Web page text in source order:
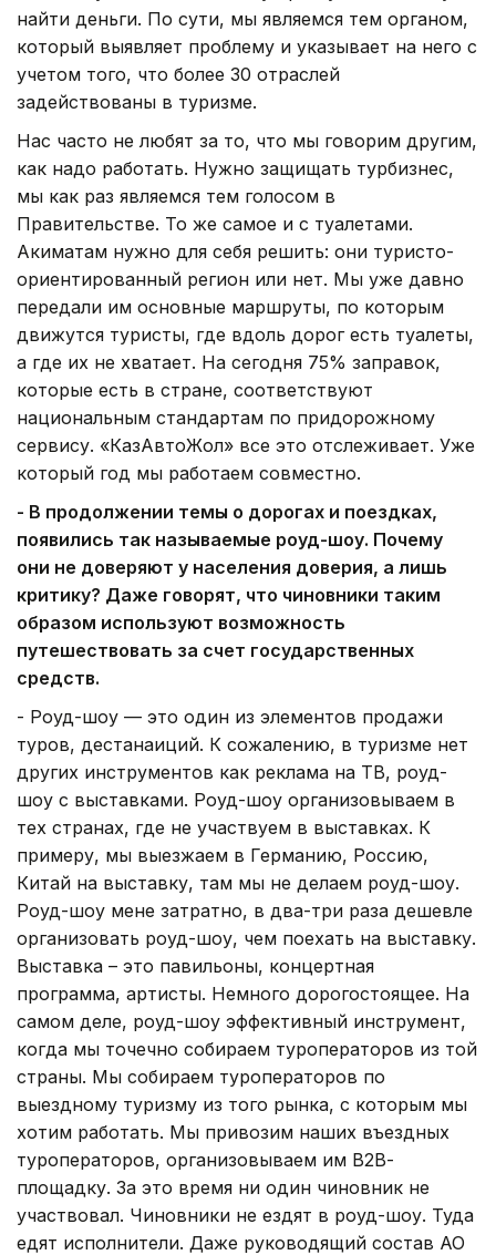
найти деньги. По сути, мы являемся тем органом,
который выявляет проблему и указывает на него с
учетом того, что более 30 отраслей
задействованы в туризме.
Нас часто не любят за то, что мы говорим другим,
как надо работать. Нужно защищать турбизнес,
мы как раз являемся тем голосом в
Правительстве. То же самое и с туалетами.
Акиматам нужно для себя решить: они туристо-
ориентированный регион или нет. Мы уже давно
передали им основные маршруты, по которым
движутся туристы, где вдоль дорог есть туалеты,
а где их не хватает. На сегодня 75% заправок,
которые есть в стране, соответствуют
национальным стандартам по придорожному
сервису. «КазАвтоЖол» все это отслеживает. Уже
который год мы работаем совместно.
- В продолжении темы о дорогах и поездках,
появились так называемые роуд-шоу. Почему
они не доверяют у населения доверия, а лишь
критику? Даже говорят, что чиновники таким
образом используют возможность
путешествовать за счет государственных
средств.
- Роуд-шоу — это один из элементов продажи
туров, дестанаиций. К сожалению, в туризме нет
других инструментов как реклама на ТВ, роуд-
шоу с выставками. Роуд-шоу организовываем в
тех странах, где не участвуем в выставках. К
примеру, мы выезжаем в Германию, Россию,
Китай на выставку, там мы не делаем роуд-шоу.
Роуд-шоу мене затратно, в два-три раза дешевле
организовать роуд-шоу, чем поехать на выставку.
Выставка – это павильоны, концертная
программа, артисты. Немного дорогостоящее. На
самом деле, роуд-шоу эффективный инструмент,
когда мы точечно собираем туроператоров из той
страны. Мы собираем туроператоров по
выездному туризму из того рынка, с которым мы
хотим работать. Мы привозим наших въездных
туроператоров, организовываем им В2В-
площадку. За это время ни один чиновник не
участвовал. Чиновники не ездят в роуд-шоу. Туда
едят исполнители. Даже руководящий состав АО